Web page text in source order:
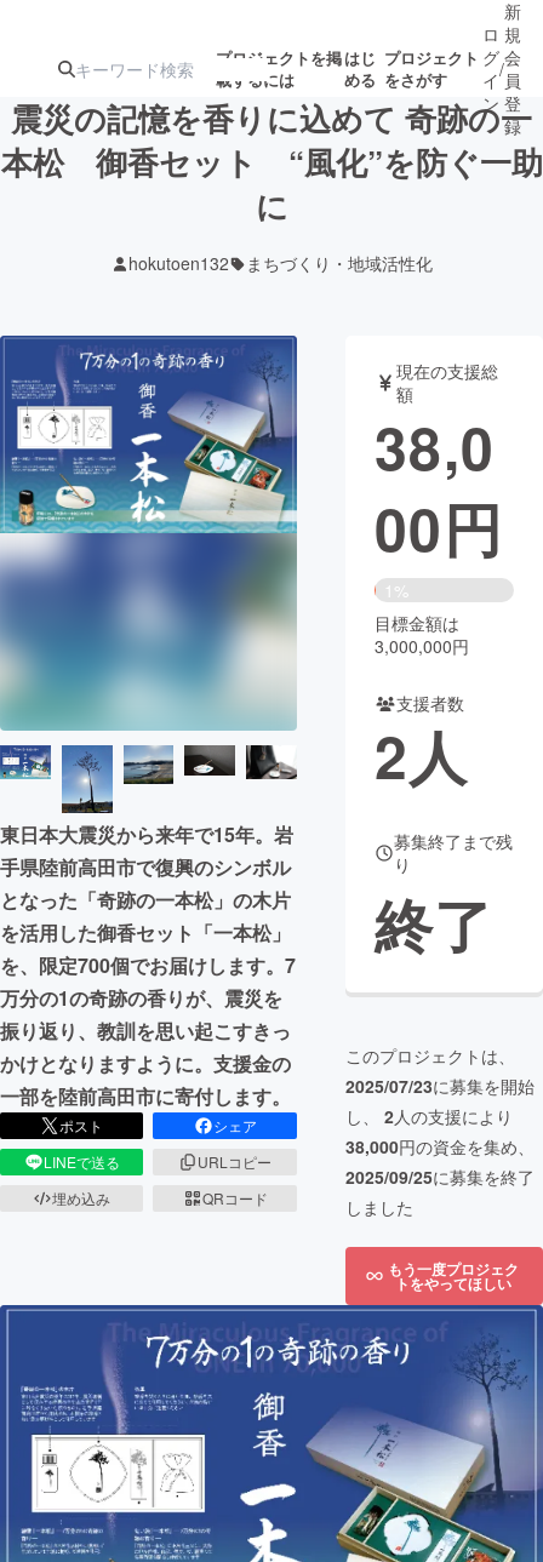
プロジェクトを掲
載するには
はじ
める
プロジェクト
をさがす
注目の新着プロ
テクノロジー・ガジェット
映像・映画 書籍・雑誌
ビジネス・起業 チャレンジ
CAMPFIRE Creation
コミュニティ
ロ
グ
イ
ン
/
新
規
会
員
登
録
震災の記憶を香りに込めて 奇跡の一
本松 御香セット “風化”を防ぐ一助
に
hokutoen132 まちづくり・地域活性化
東日本大震災から来年で15年。岩
手県陸前高田市で復興のシンボル
となった「奇跡の一本松」の木片
を活用した御香セット「一本松」
を、限定700個でお届けします。7
万分の1の奇跡の香りが、震災を
振り返り、教訓を思い起こすきっ
かけとなりますように。支援金の
一部を陸前高田市に寄付します。
ポスト
シェア
LINEで送る
URLコピー
埋め込み
QRコード
現在の支援総
額
38,0
00円
1%
目標金額は
3,000,000円
支援者数
2人
募集終了まで残
り
終了
このプロジェクトは、
2025/07/23に募集を開始
し、 2人の支援により
38,000円の資金を集め、
2025/09/25に募集を終了
しました
もう一度プロジェク
トをやってほしい